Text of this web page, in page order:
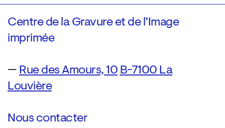
Centre de la Gravure et de l’Image
imprimée
— Rue des Amours, 10 B-7100 La
Louvière
Nous contacter